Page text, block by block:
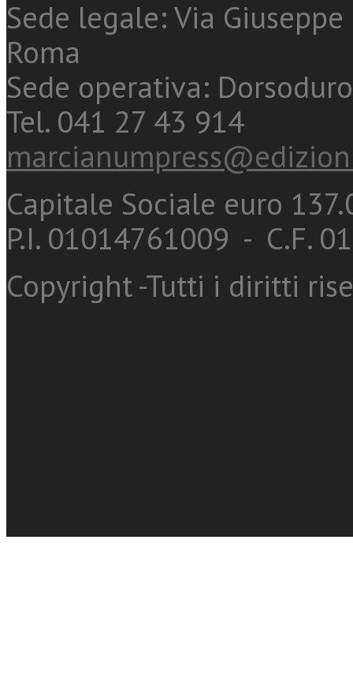
Sede legale: Via
Roma
Sede operativa:
Tel. 041 27 43 914
Capitale Sociale euro
P.I. 01014761009 - C.F.
Copyright -Tutti i diritti